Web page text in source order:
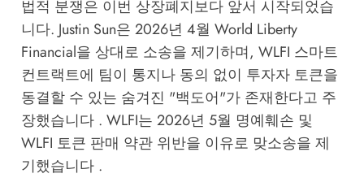
법적 분쟁은 이번 상장폐지보다 앞서 시작되었습
니다. Justin Sun은 2026년 4월 World Liberty
Financial을 상대로 소송을 제기하며, WLFI 스마트
컨트랙트에 팀이 통지나 동의 없이 투자자 토큰을
동결할 수 있는 숨겨진 "백도어"가 존재한다고 주
장했습니다 . WLFI는 2026년 5월 명예훼손 및
WLFI 토큰 판매 약관 위반을 이유로 맞소송을 제
기했습니다 .